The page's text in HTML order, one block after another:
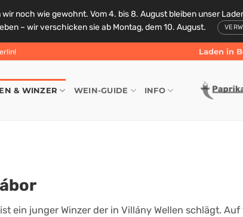
noch wie gewohnt. Vom 4. bis 8. August bleiben unser
– wir verschicken sie ab Montag, dem 10. August.
Laden in
& WINZER WEIN-GUIDE INFO
ist ein junger Winzer der in Villány Wellen schlägt.